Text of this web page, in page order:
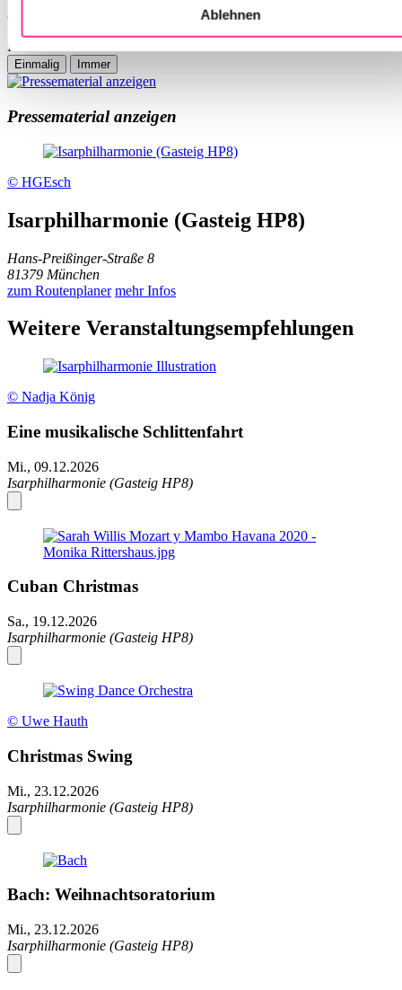
Ablehnen
eingebunden.
Inhalt von YouTube erlauben
Pressematerial anzeigen
© HGEsch
Isarphilharmonie (Gasteig HP8)
Hans-Preißinger-Straße 8
81379 München
zum Routenplaner mehr Infos
Weitere Veranstaltungsempfehlungen
© Nadja König
Eine musikalische Schlittenfahrt
Mi., 09.12.2026
Isarphilharmonie (Gasteig HP8)
Cuban Christmas
Sa., 19.12.2026
Isarphilharmonie (Gasteig HP8)
© Uwe Hauth
Christmas Swing
Mi., 23.12.2026
Isarphilharmonie (Gasteig HP8)
Bach: Weihnachtsoratorium
Mi., 23.12.2026
Isarphilharmonie (Gasteig HP8)